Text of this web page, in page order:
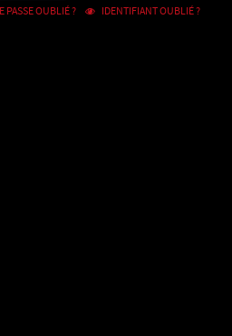
PASSE OUBLIÉ ? IDENTIFIANT OUBLIÉ ?